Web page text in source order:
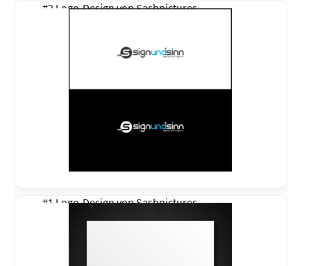
#2 Logo-Design vonSashpictures
#1 Logo-Design vonSashpictures